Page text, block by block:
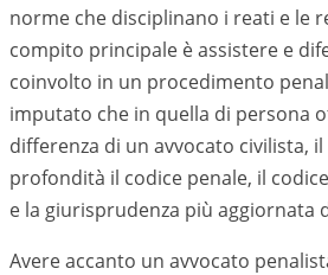
norme che disciplinano i reati e le
compito principale è assistere e
coinvolto in un procedimento
imputato che in quella di persona
differenza di un avvocato civilista,
profondità il codice penale, il
e la giurisprudenza più aggiornata
Avere accanto un avvocato